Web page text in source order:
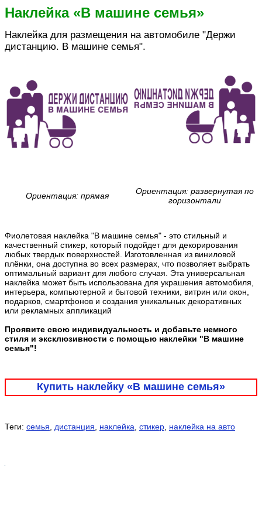
Наклейка «В машине семья»
Наклейка для размещения на автомобиле "Держи
дистанцию. В машине семья".
Ориентация: прямая
Ориентация: развернутая по
горизонтали
Фиолетовая наклейка "В машине семья" - это стильный и
качественный стикер, который подойдет для декорирования
любых твердых поверхностей. Изготовленная из виниловой
плёнки, она доступна во всех размерах, что позволяет выбрать
оптимальный вариант для любого случая. Эта универсальная
наклейка может быть использована для украшения автомобиля,
интерьера, компьютерной и бытовой техники, витрин или окон,
подарков, смартфонов и создания уникальных декоративных
или рекламных аппликаций
Проявите свою индивидуальность и добавьте немного
стиля и эксклюзивности с помощью наклейки "В машине
семья"!
Купить наклейку «В машине семья»
Теги: семья дистанция наклейка стикер наклейка на авто